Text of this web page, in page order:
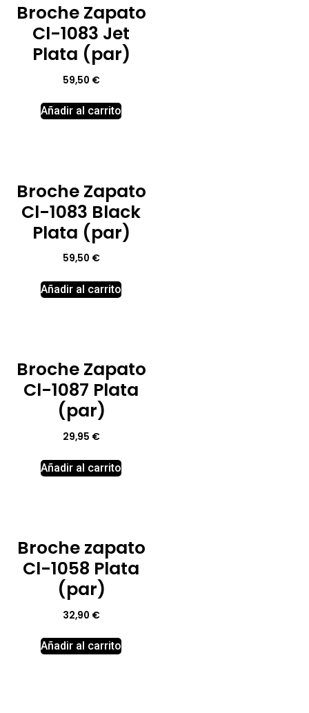
Broche Zapato
Cl-1083 Jet
Plata (par)
59,50 €
Añadir al carrito
Broche Zapato
Cl-1083 Black
Plata (par)
59,50 €
Añadir al carrito
Broche Zapato
Cl-1087 Plata
(par)
29,95 €
Añadir al carrito
Broche zapato
Cl-1058 Plata
(par)
32,90 €
Añadir al carrito